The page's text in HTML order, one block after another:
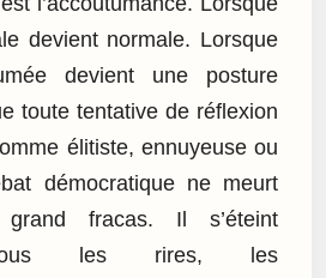
devient normale. Lorsque
devient une posture
toute tentative de réflexion
élitiste, ennuyeuse ou
démocratique ne meurt
fracas. Il s’éteint
sous les rires, les